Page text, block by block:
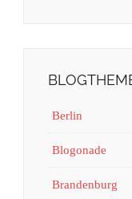
Berlin
Blogonade
Brandenburg